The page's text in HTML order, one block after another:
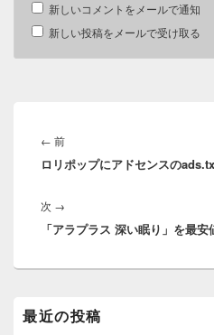
新しいコメントをメールで通知
新しい投稿をメールで受け取る
稿
ナ
ゲ
ー
← 前前
の
ロリポップにアドセンスの
次 →
の
「アラプラス 深い眠り」を最安
イ最近の投稿